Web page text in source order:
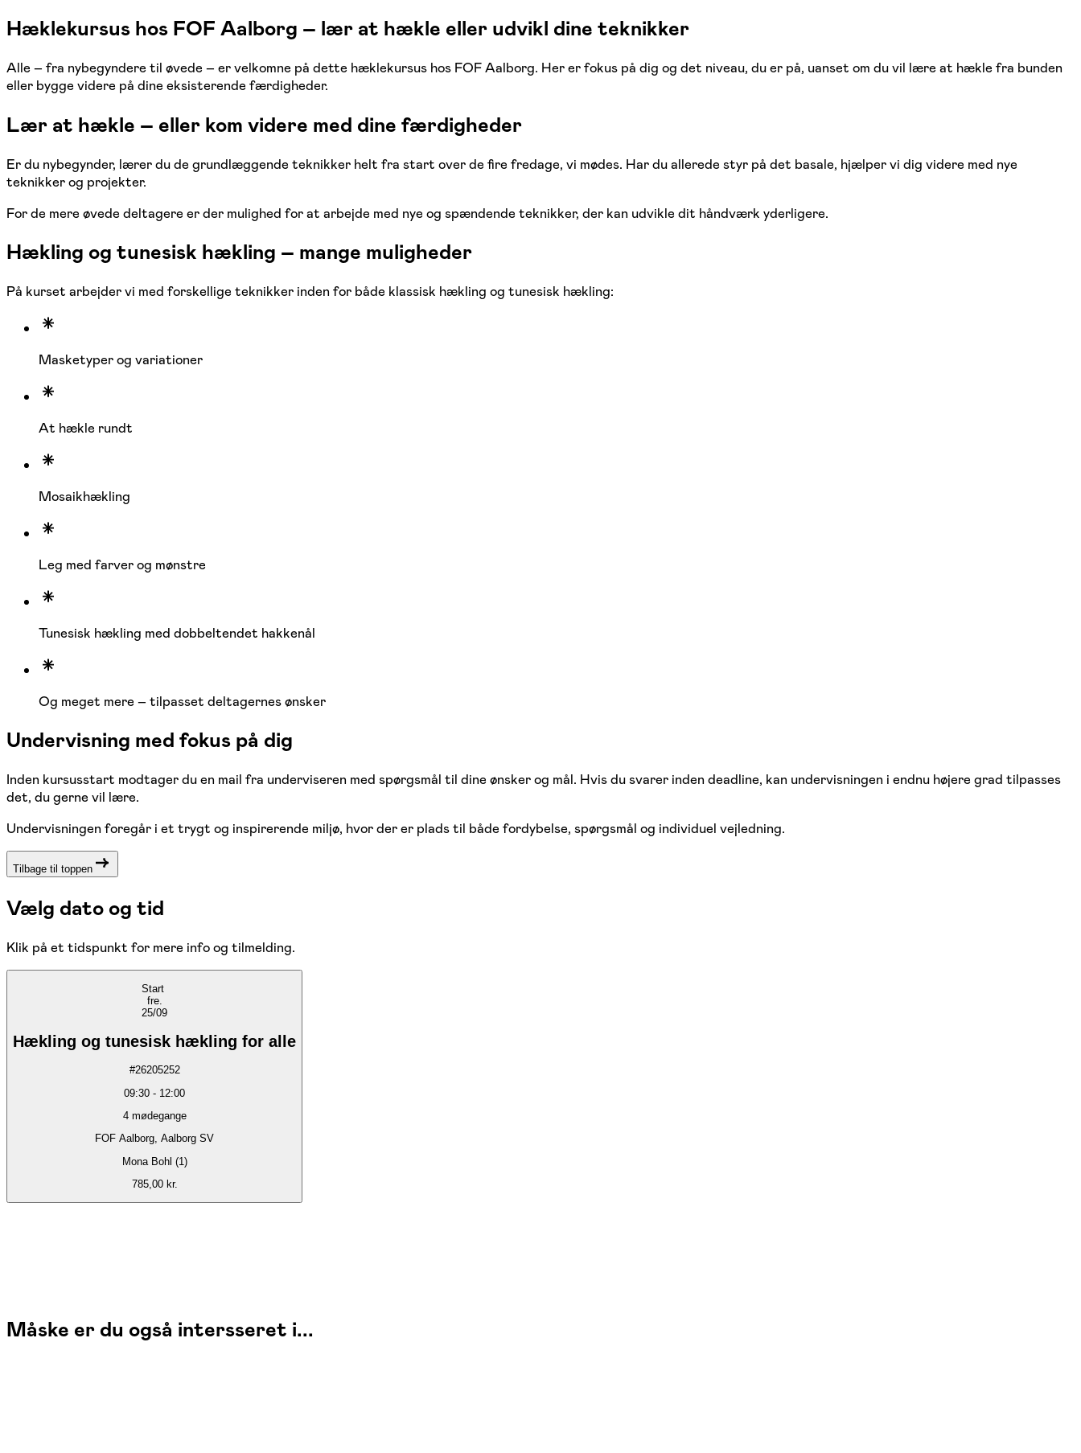
Hæklekursus hos FOF Aalborg – lær at hækle eller udvikl dine teknikker
Alle – fra nybegyndere til øvede – er velkomne på dette hæklekursus hos FOF Aalborg. Her er fokus på dig og det niveau, du er på, uanset om du vil lære at hækle fra bunden
eller bygge videre på dine eksisterende færdigheder.
Lær at hækle – eller kom videre med dine færdigheder
Er du nybegynder, lærer du de grundlæggende teknikker helt fra start over de fire fredage, vi mødes. Har du allerede styr på det basale, hjælper vi dig videre med nye
teknikker og projekter.
For de mere øvede deltagere er der mulighed for at arbejde med nye og spændende teknikker, der kan udvikle dit håndværk yderligere.
Hækling og tunesisk hækling – mange muligheder
På kurset arbejder vi med forskellige teknikker inden for både klassisk hækling og tunesisk hækling:
Masketyper og variationer
At hækle rundt
Mosaikhækling
Leg med farver og mønstre
Tunesisk hækling med dobbeltendet hakkenål
Og meget mere – tilpasset deltagernes ønsker
Undervisning med fokus på dig
Inden kursusstart modtager du en mail fra underviseren med spørgsmål til dine ønsker og mål. Hvis du svarer inden deadline, kan undervisningen i endnu højere grad tilpasses
det, du gerne vil lære.
Undervisningen foregår i et trygt og inspirerende miljø, hvor der er plads til både fordybelse, spørgsmål og individuel vejledning.
Tilbage til toppen
Vælg dato og tid
Klik på et tidspunkt for mere info og tilmelding.
Start
fre.
25/09
Hækling og tunesisk hækling for alle
#26205252
09:30 - 12:00
4 mødegange
FOF Aalborg, Aalborg SV
Mona Bohl (1)
785,00 kr.
Måske er du også intersseret i...